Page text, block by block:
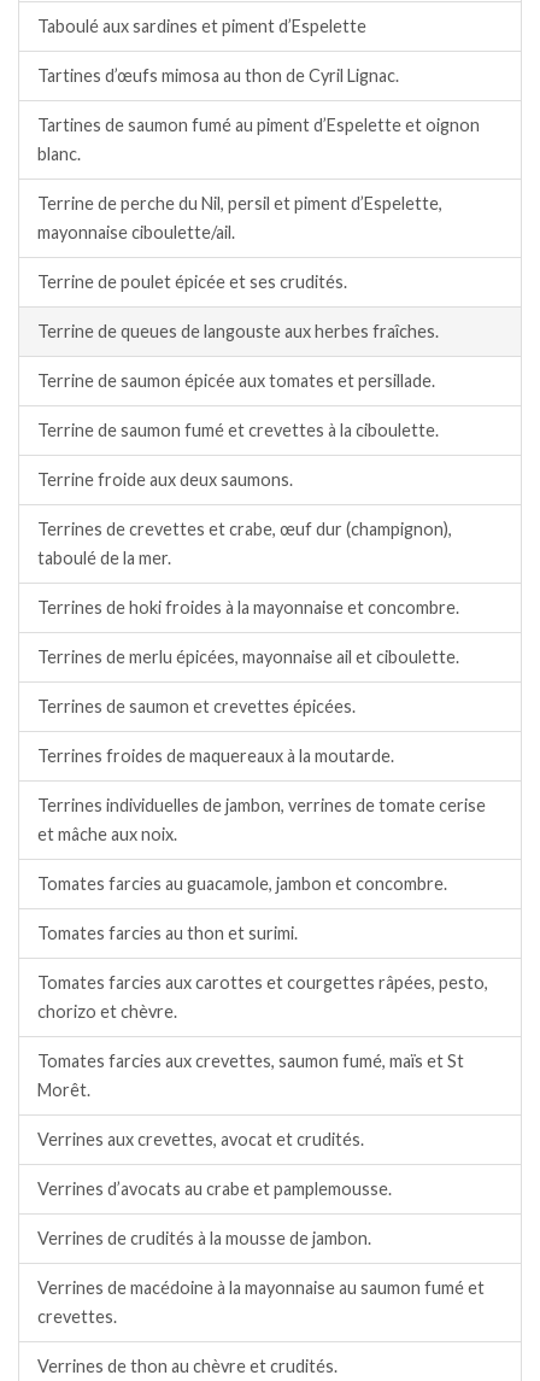
Taboulé aux sardines et piment d’Espelette
Tartines d’œufs mimosa au thon de Cyril Lignac.
Tartines de saumon fumé au piment d’Espelette et oignon
blanc.
Terrine de perche du Nil, persil et piment d’Espelette,
mayonnaise ciboulette/ail.
Terrine de poulet épicée et ses crudités.
Terrine de queues de langouste aux herbes fraîches.
Terrine de saumon épicée aux tomates et persillade.
Terrine de saumon fumé et crevettes à la ciboulette.
Terrine froide aux deux saumons.
Terrines de crevettes et crabe, œuf dur (champignon),
taboulé de la mer.
Terrines de hoki froides à la mayonnaise et concombre.
Terrines de merlu épicées, mayonnaise ail et ciboulette.
Terrines de saumon et crevettes épicées.
Terrines froides de maquereaux à la moutarde.
Terrines individuelles de jambon, verrines de tomate cerise
et mâche aux noix.
Tomates farcies au guacamole, jambon et concombre.
Tomates farcies au thon et surimi.
Tomates farcies aux carottes et courgettes râpées, pesto,
chorizo et chèvre.
Tomates farcies aux crevettes, saumon fumé, maïs et St
Morêt.
Verrines aux crevettes, avocat et crudités.
Verrines d’avocats au crabe et pamplemousse.
Verrines de crudités à la mousse de jambon.
Verrines de macédoine à la mayonnaise au saumon fumé et
crevettes.
Verrines de thon au chèvre et crudités.